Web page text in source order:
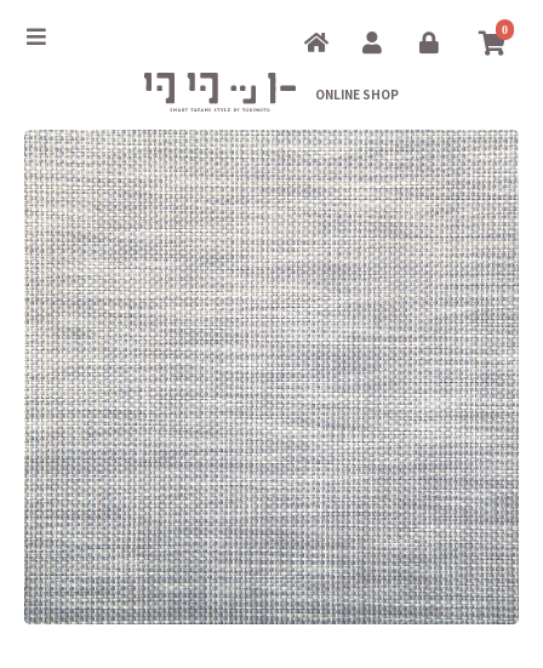
ONLINE SHOP
0